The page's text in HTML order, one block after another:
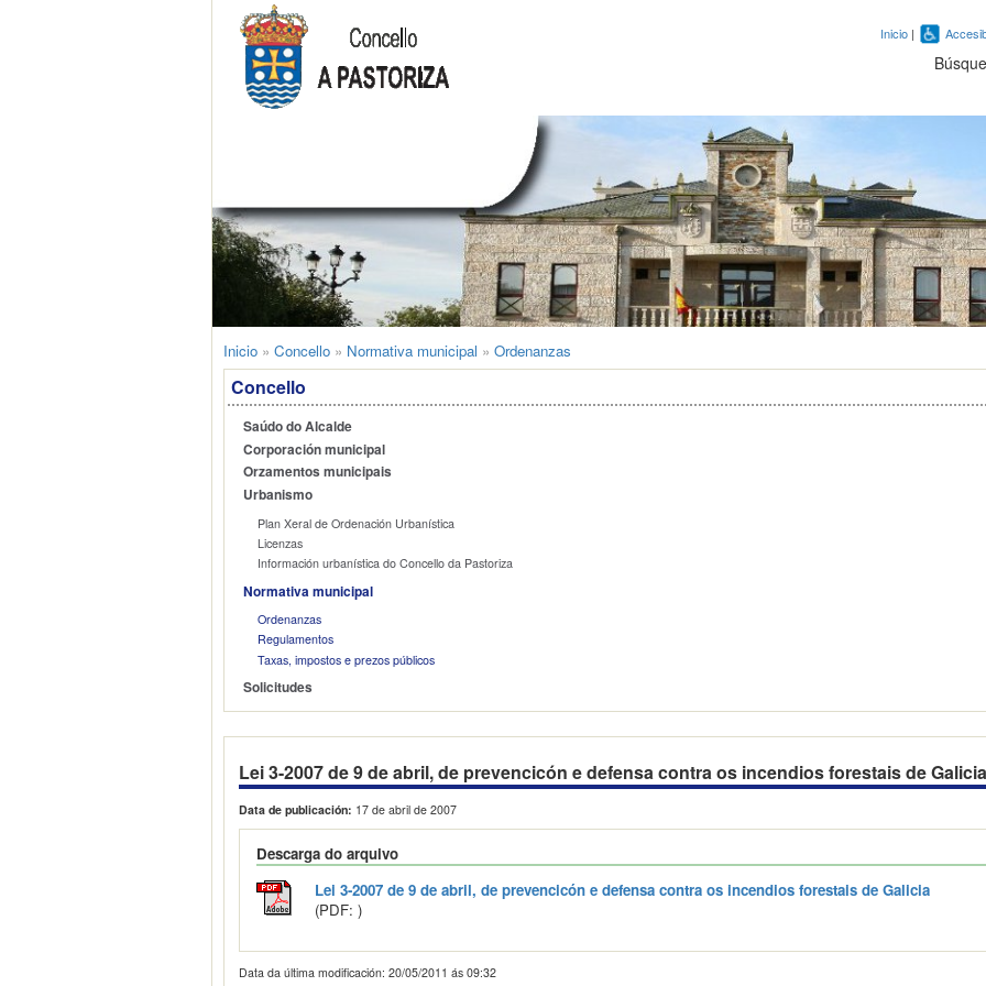
Inicio |
Inicio » Concello » Normativa municipal » Ordenanzas
Concello
Saúdo do Alcalde
Corporación municipal
Orzamentos municipais
Urbanismo
Plan Xeral de Ordenación Urbanística
Licenzas
Información urbanística do Concello da Pastoriza
Normativa municipal
Ordenanzas
Regulamentos
Taxas, impostos e prezos públicos
Solicitudes
Lei 3-2007 de 9 de abril, de prevencicón e defensa contra os incendios forestais de
Data de publicación: 17 de abril de 2007
Descarga do arquivo
Lei 3-2007 de 9 de abril, de prevencicón e defensa contra os incendios forestais de Galicia
(PDF: )
Data da última modificación:20/05/2011 ás 09:32